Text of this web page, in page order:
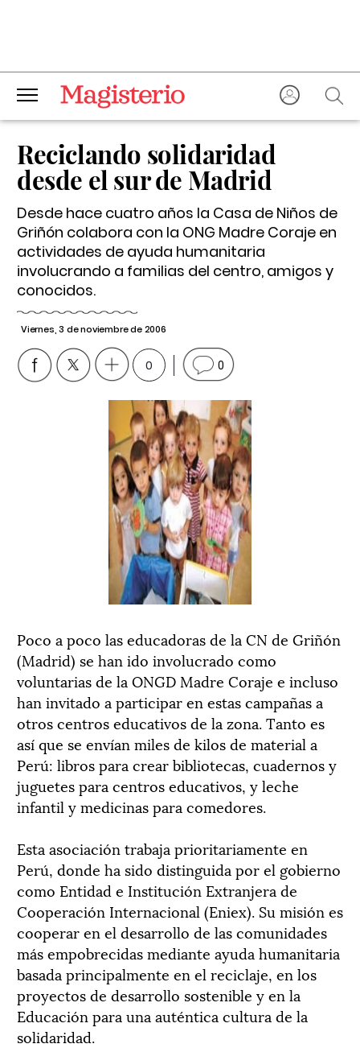
Reciclando solidaridad
desde el sur de Madrid
Desde hace cuatro años la Casa de Niños de
Griñón colabora con la ONG Madre Coraje en
actividades de ayuda humanitaria
involucrando a familias del centro, amigos y
conocidos.
Viernes, 3 de noviembre de 2006
0 0
Poco a poco las educadoras de la CN de Griñón
(Madrid) se han ido involucrado como
voluntarias de la ONGD Madre Coraje e incluso
han invitado a participar en estas campañas a
otros centros educativos de la zona. Tanto es
así que se envían miles de kilos de material a
Perú: libros para crear bibliotecas, cuadernos y
juguetes para centros educativos, y leche
infantil y medicinas para comedores.
Esta asociación trabaja prioritariamente en
Perú, donde ha sido distinguida por el gobierno
como Entidad e Institución Extranjera de
Cooperación Internacional (Eniex). Su misión es
cooperar en el desarrollo de las comunidades
más empobrecidas mediante ayuda humanitaria
basada principalmente en el reciclaje, en los
proyectos de desarrollo sostenible y en la
Educación para una auténtica cultura de la
solidaridad.